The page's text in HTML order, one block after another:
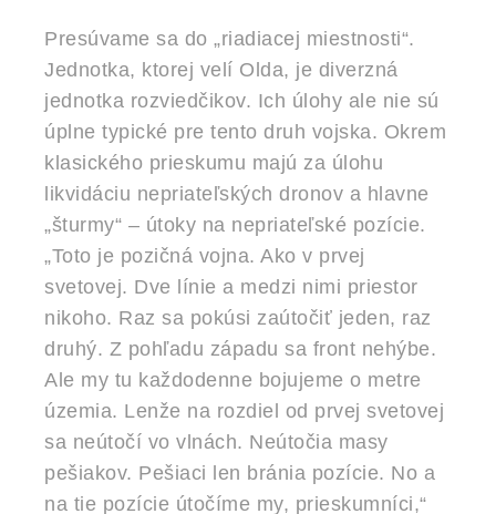
Presúvame sa do „riadiacej miestnosti“.
Jednotka, ktorej velí Olda, je diverzná
jednotka rozviedčikov. Ich úlohy ale nie sú
úplne typické pre tento druh vojska. Okrem
klasického prieskumu majú za úlohu
likvidáciu nepriateľských dronov a hlavne
„šturmy“ – útoky na nepriateľské pozície.
„Toto je pozičná vojna. Ako v prvej
svetovej. Dve línie a medzi nimi priestor
nikoho. Raz sa pokúsi zaútočiť jeden, raz
druhý. Z pohľadu západu sa front nehýbe.
Ale my tu každodenne bojujeme o metre
územia. Lenže na rozdiel od prvej svetovej
sa neútočí vo vlnách. Neútočia masy
pešiakov. Pešiaci len bránia pozície. No a
na tie pozície útočíme my, prieskumníci,“